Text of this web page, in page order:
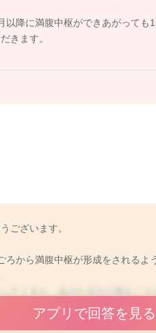
以降に満腹中枢ができあがっても
きます。
ございます。
ろから満腹中枢が形成をされるよ
こともあります。
りますが、お子さんの哺乳状況
アプリで回答を見る